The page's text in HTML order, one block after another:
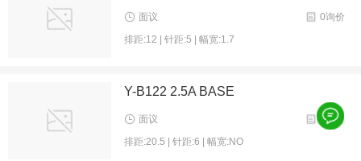
0询价
面议
排距:12 | 针距:5 | 幅宽:1.7
Y-B122 2.5A BASE
0询价
面议
排距:20.5 | 针距:6 | 幅宽:NO